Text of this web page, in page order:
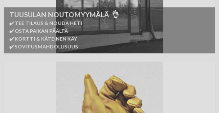
TUUSULAN NOUTOMYYMÄLÄ 👌
✔️ TEE TILAUS & NOUDA HETI
✔️ OSTA PAIKAN PÄÄLTÄ
✔️ KORTTI & KÄTEINEN KÄY
✔️ SOVITUSMAHDOLLISUUS